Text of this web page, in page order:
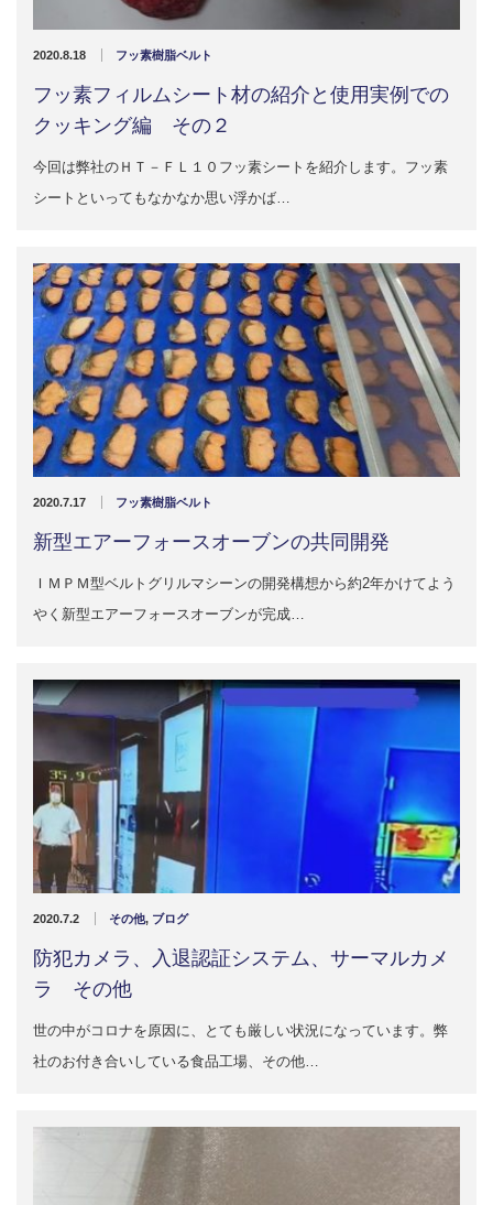
2020.8.18 フッ素樹脂ベルト
フッ素フィルムシート材の紹介と使用実例での
クッキング編 その２
今回は弊社のＨＴ－ＦＬ１０フッ素シートを紹介します。フッ素
シートといってもなかなか思い浮かば…
2020.7.17 フッ素樹脂ベルト
新型エアーフォースオーブンの共同開発
ＩＭＰＭ型ベルトグリルマシーンの開発構想から約2年かけてよう
やく新型エアーフォースオーブンが完成…
2020.7.2 その他, ブログ
防犯カメラ、入退認証システム、サーマルカメ
ラ その他
世の中がコロナを原因に、とても厳しい状況になっています。弊
社のお付き合いしている食品工場、その他…